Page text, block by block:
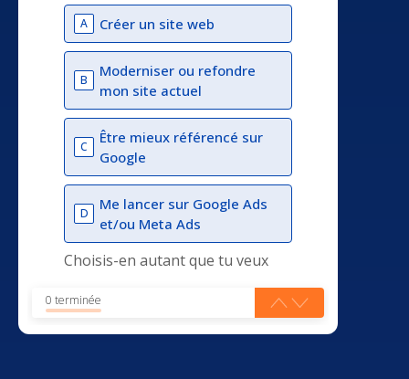
A Créer un site web
B
Moderniser ou refondre
mon site actuel
C
Être mieux référencé sur
Google
D
Me lancer sur Google Ads
et/ou Meta Ads
Choisis-en autant que tu veux
0 terminée